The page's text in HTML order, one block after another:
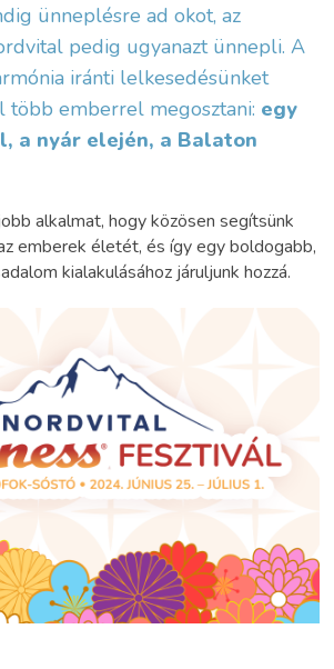
ünneplésre ad okot, az
pedig ugyanazt ünnepli. A
iránti lelkesedésünket
több emberrel megosztani: egy
a nyár elején, a Balaton
alkalmat, hogy közösen segítsünk
emberek életét, és így egy boldogabb,
kialakulásához járuljunk hozzá.